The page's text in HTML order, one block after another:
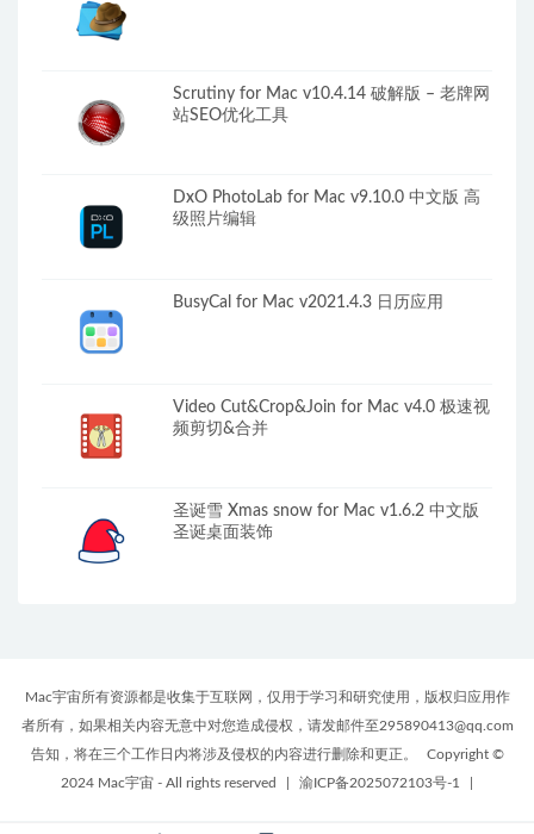
Scrutiny for Mac v10.4.14 破解版 – 老牌网
站SEO优化工具
DxO PhotoLab for Mac v9.10.0 中文版 高
级照片编辑
BusyCal for Mac v2021.4.3 日历应用
Video Cut&Crop&Join for Mac v4.0 极速视
频剪切&合并
圣诞雪 Xmas snow for Mac v1.6.2 中文版
圣诞桌面装饰
Mac宇宙所有资源都是收集于互联网，仅用于学习和研究使用，版权归应用作
者所有，如果相关内容无意中对您造成侵权，请发邮件至295890413@qq.com
告知，将在三个工作日内将涉及侵权的内容进行删除和更正。
Copyright ©
2024 Mac宇宙 - All rights reserved
渝ICP备2025072103号-1